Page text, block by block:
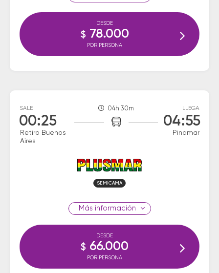
DESDE
$ 78.000
POR PERSONA
SALE
00:25
Retiro Buenos
Aires
04h 30m LLEGA
04:55
Pinamar
SEMICAMA
información
DESDE
$ 66.000
POR PERSONA